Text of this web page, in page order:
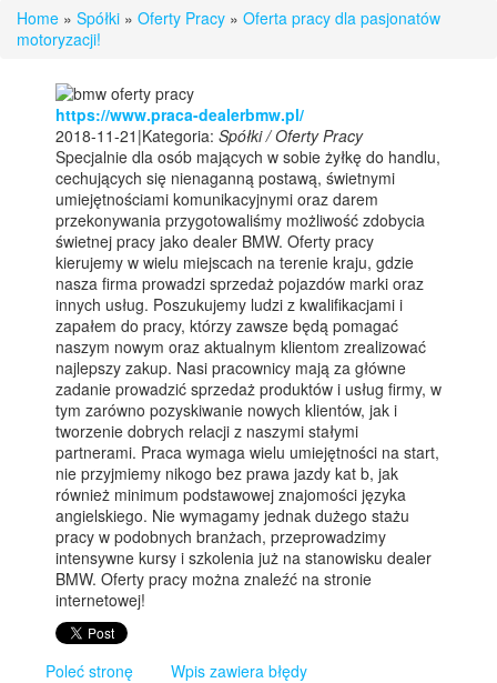
Home » Spółki » Oferty Pracy » Oferta pracy dla pasjonatów
motoryzacji!
https://www.praca-dealerbmw.pl/
2018-11-21 |Kategoria: Spółki / Oferty Pracy
Specjalnie dla osób mających w sobie żyłkę do handlu,
cechujących się nienaganną postawą, świetnymi
umiejętnościami komunikacyjnymi oraz darem
przekonywania przygotowaliśmy możliwość zdobycia
świetnej pracy jako dealer BMW. Oferty pracy
kierujemy w wielu miejscach na terenie kraju, gdzie
nasza firma prowadzi sprzedaż pojazdów marki oraz
innych usług. Poszukujemy ludzi z kwalifikacjami i
zapałem do pracy, którzy zawsze będą pomagać
naszym nowym oraz aktualnym klientom zrealizować
najlepszy zakup. Nasi pracownicy mają za główne
zadanie prowadzić sprzedaż produktów i usług firmy, w
tym zarówno pozyskiwanie nowych klientów, jak i
tworzenie dobrych relacji z naszymi stałymi
partnerami. Praca wymaga wielu umiejętności na start,
nie przyjmiemy nikogo bez prawa jazdy kat b, jak
również minimum podstawowej znajomości języka
angielskiego. Nie wymagamy jednak dużego stażu
pracy w podobnych branżach, przeprowadzimy
intensywne kursy i szkolenia już na stanowisku dealer
BMW. Oferty pracy można znaleźć na stronie
internetowej!
Poleć stronę Wpis zawiera błędy